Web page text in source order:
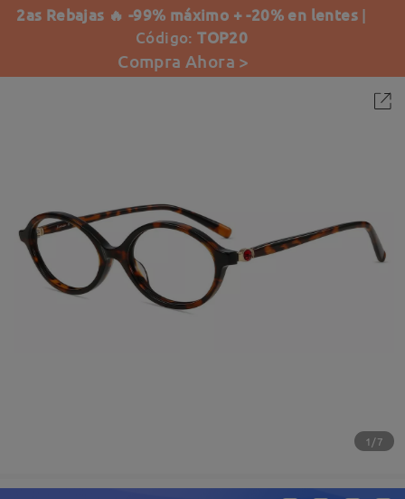
2as Rebajas 🔥 -99% máximo + -20% en lentes |
Código:TOP20
Compra Ahora >
1/7